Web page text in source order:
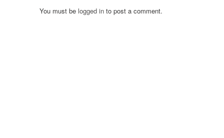
You must be logged in to post a comment.